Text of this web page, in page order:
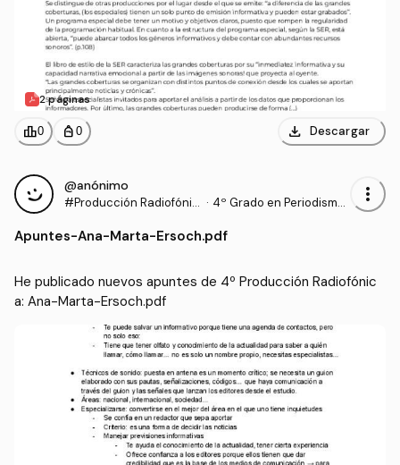
2 páginas
leaderboard0 personal_bag 0 download Descargar
@anónimo
#Producción Radiofónic · 4º Grado en Periodismo
more_vert
Apuntes-Ana-Marta-Ersoch.pdf
He publicado nuevos apuntes de 4º Producción Radiofónic
a: Ana-Marta-Ersoch.pdf